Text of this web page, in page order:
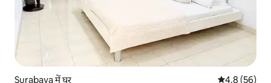
Surabaya में घर औसत रेटिंग 5 में
4.8 (56)